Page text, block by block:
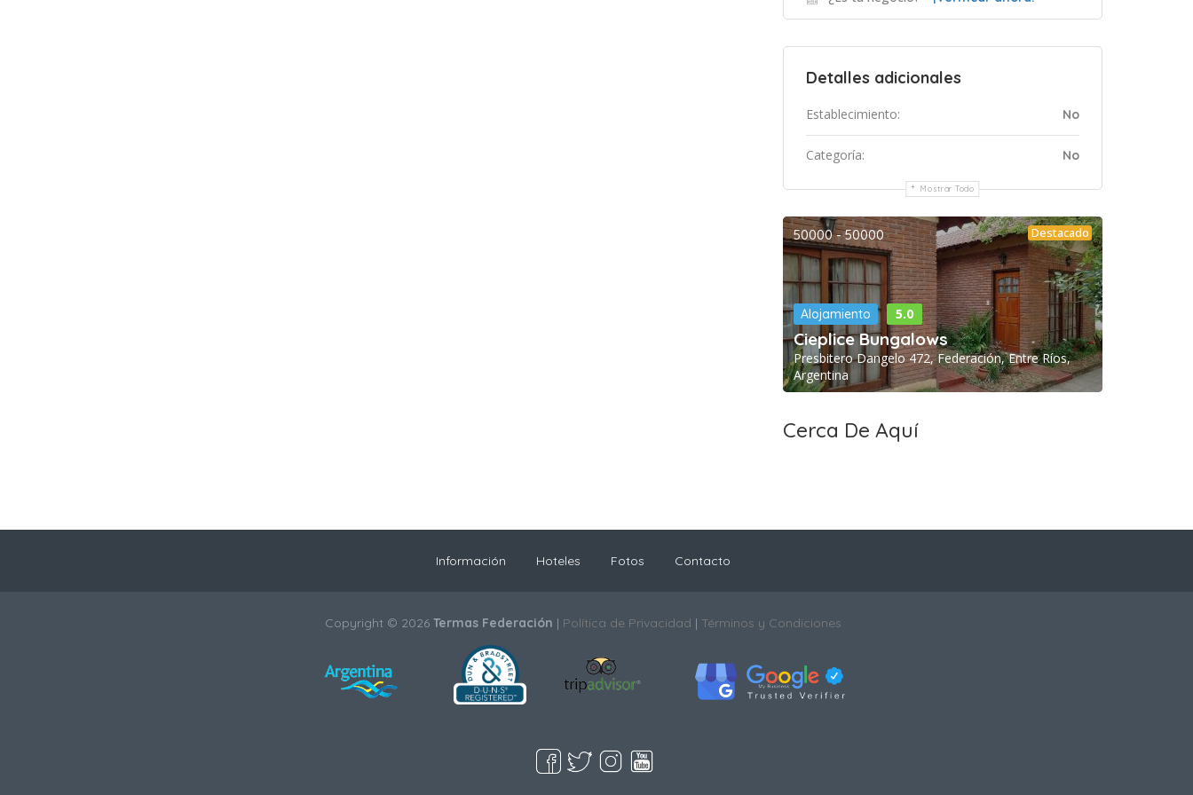
Detalles adicionales
Establecimiento: No
Categoría: No
Mostrar Todo
50000 - 50000 Destacado
Alojamiento 5.0
Cieplice Bungalows
Presbitero Dangelo 472, Federación, Entre Ríos,
Argentina
Cerca De Aquí
Información Hoteles Fotos Contacto
Copyright © 2026 Termas Federación | Política de Privacidad | Términos y Condiciones